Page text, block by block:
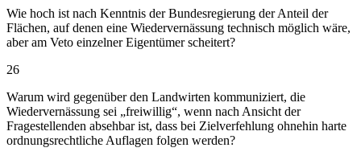
Wie hoch ist nach Kenntnis der Bundesregierung der Anteil der
Flächen, auf denen eine Wiedervernässung technisch möglich wäre,
aber am Veto einzelner Eigentümer scheitert?
26
Warum wird gegenüber den Landwirten kommuniziert, die
Wiedervernässung sei „freiwillig“, wenn nach Ansicht der
Fragestellenden absehbar ist, dass bei Zielverfehlung ohnehin harte
ordnungsrechtliche Auflagen folgen werden?